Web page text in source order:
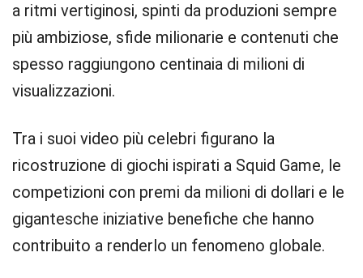
a ritmi vertiginosi, spinti da produzioni sempre
più ambiziose, sfide milionarie e contenuti che
spesso raggiungono centinaia di milioni di
visualizzazioni.
Tra i suoi video più celebri figurano la
ricostruzione di giochi ispirati a Squid Game, le
competizioni con premi da milioni di dollari e le
gigantesche iniziative benefiche che hanno
contribuito a renderlo un fenomeno globale.